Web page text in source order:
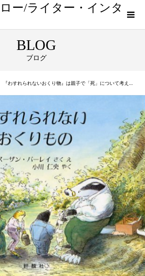
ー/ライター・インタ
BLOG
ブログ
『わすれられないおくり物』は親子で「死」について考えさせる、悲しく温かい物語